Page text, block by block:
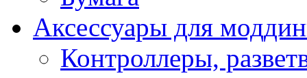
Аксессуары для
Контроллеры,